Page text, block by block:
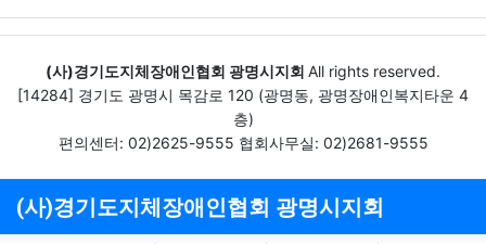
(사)경기도지체장애인협회 광명시지회 All rights reserved.
[14284] 경기도 광명시 목감로 120 (광명동, 광명장애인복지타운 4
층)
편의센터: 02)2625-9555 협회사무실: 02)2681-9555
(사)경기도지체장애인협회 광명시지회